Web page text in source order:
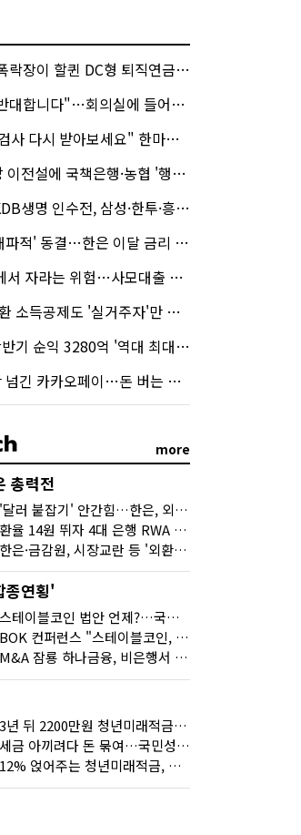
할퀸 DC형 퇴직연금…전문가 조언은
니다"…회의실에 들어온 신한금융 AI
아보세요" 한마디에 보험금 못 받을 뻔?
국책은행·농협 '행동파'…금감원 '신중모드'
인수전, 삼성·한투·흥국 셈법은?
' 동결…한은 이달 금리 향방은?
라는 위험…사모대출 시장과 AI
득공제도 '실거주자'만 가능
3280억 '역대 최대'…"캐피탈, 자산 1조원 이상"
카오페이…돈 버는 구조 달라졌다
more
총력전
'달러 붙잡기' 안간힘…한은, 외화 초과지준에 이자 6개월 더
환율 14원 뛰자 4대 은행 RWA 6조 '눈덩이'…2배 뛴 2분기는?
한은·금감원, 시장교란 등 '외환공동검사'…환율 급등 전방위 대응
종연횡'
스테이블코인 법안 언제?…국회에 쏠린 시선
BOK 컨퍼런스 "스테이블코인, 결제 넘어 보험 대출 등 금융 연결 도구"
M&A 잠룡 하나금융, 비은행서 '두나무'로 눈돌린 이유는
3년 뒤 2200만원 청년미래적금, 최고 금리 받으려면?
세금 아끼려다 돈 묶여…국민성장펀드 누가 가입하면 좋을까
12% 얹어주는 청년미래적금, 갈아타기 거절 될수 있어요